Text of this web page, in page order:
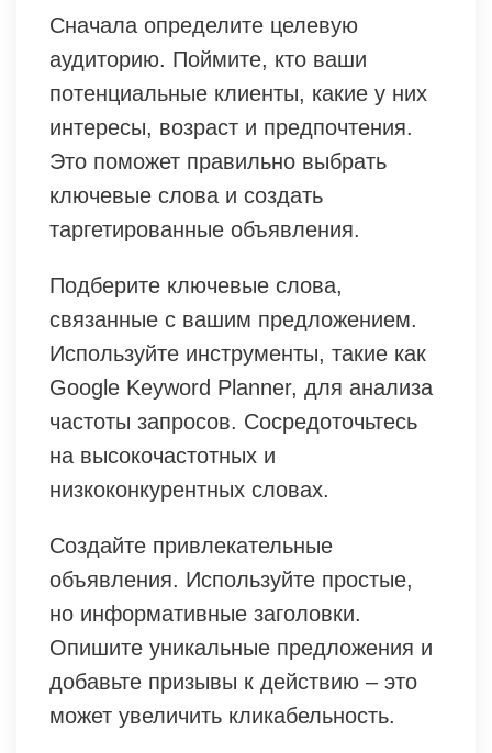
Сначала определите целевую
аудиторию. Поймите, кто ваши
потенциальные клиенты, какие у них
интересы, возраст и предпочтения.
Это поможет правильно выбрать
ключевые слова и создать
таргетированные объявления.
Подберите ключевые слова,
связанные с вашим предложением.
Используйте инструменты, такие как
Google Keyword Planner, для анализа
частоты запросов. Сосредоточьтесь
на высокочастотных и
низкоконкурентных словах.
Создайте привлекательные
объявления. Используйте простые,
но информативные заголовки.
Опишите уникальные предложения и
добавьте призывы к действию – это
может увеличить кликабельность.